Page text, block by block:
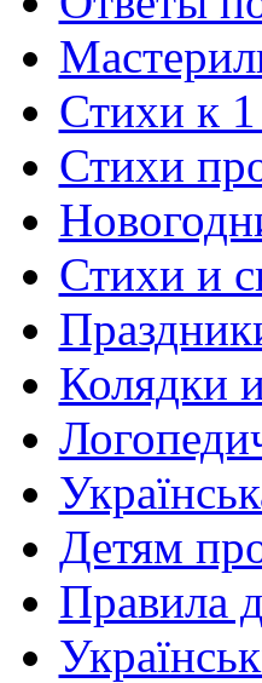
Стихи к 1
Стихи
Стихи и
Колядки
Детям
Правила